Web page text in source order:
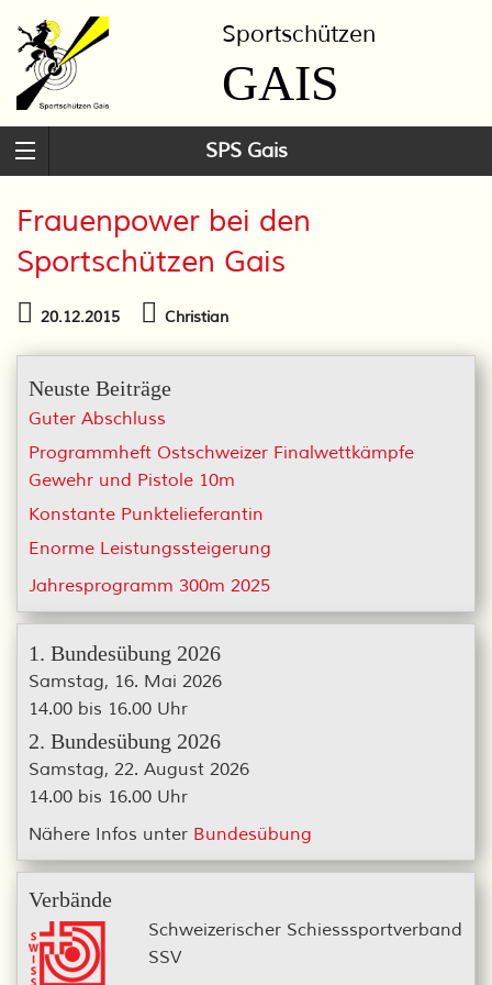
Sportschützen
GAIS
SPS Gais
Frauenpower bei den
Sportschützen Gais
20.12.2015 Christian
Neuste Beiträge
Guter Abschluss
Programmheft Ostschweizer Finalwettkämpfe
Gewehr und Pistole 10m
Konstante Punktelieferantin
Enorme Leistungssteigerung
Jahresprogramm 300m 2025
1. Bundesübung 2026
Samstag, 16. Mai 2026
14.00 bis 16.00 Uhr
2. Bundesübung 2026
Samstag, 22. August 2026
14.00 bis 16.00 Uhr
Nähere Infos unter Bundesübung
Verbände
Schweizerischer Schiesssportverband
SSV